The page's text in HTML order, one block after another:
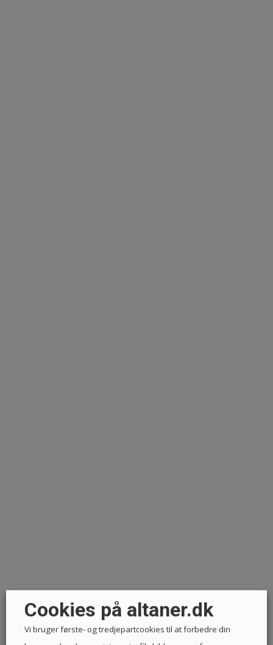
Cookies på altaner.dk
Vi bruger første- og tredjepartcookies til at forbedre din